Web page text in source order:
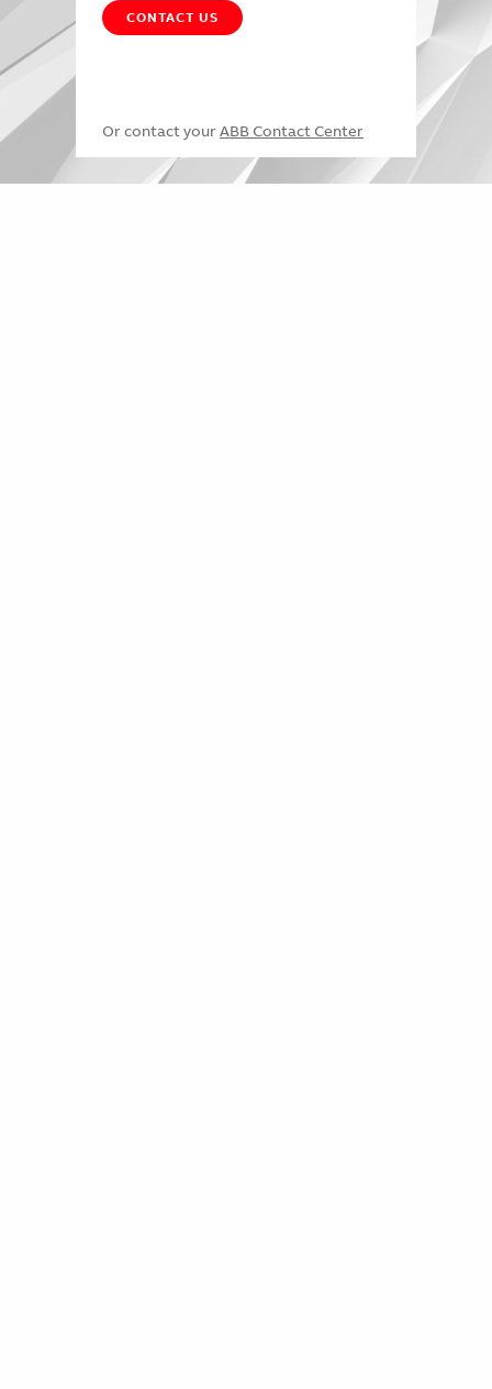
CONTACT US
Or contact your ABB Contact Center